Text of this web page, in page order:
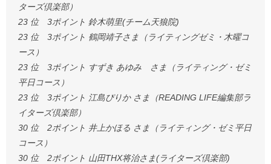
ターズ倶楽部）
23 位 3ポイント 鈴木萌里(チーム天狼院)
23 位 3ポイント 鶴岡靖子さま（ライティングゼミ・木曜コ
ース）
23 位 3ポイント すずき あゆみ さま（ライティング・ゼミ
平日コース）
23 位 3ポイント 江島ぴりか さま（READING LIFE編集部ラ
イターズ倶楽部）
30 位 2ポイント 井上かほる さま（ライティング・ゼミ平日
コース）
30 位 2ポイント 山田THX将治さま(ライターズ倶楽部)